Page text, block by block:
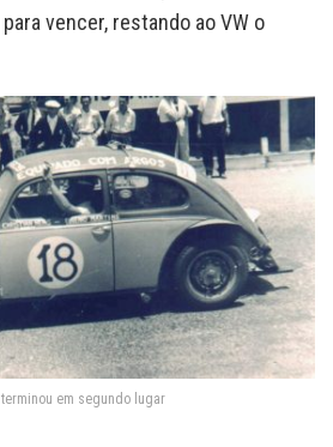
vencer, restando ao VW o
terminou em segundo lugar